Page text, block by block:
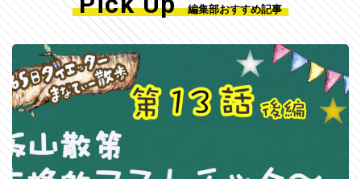
編集部おすすめ記事